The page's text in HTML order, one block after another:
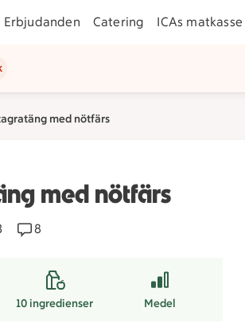
Erbjudanden Catering ICAs matkasse
med nötfärs
med nötfärs
Receptet har 8 kommentarer
8
10ingredienser Medel